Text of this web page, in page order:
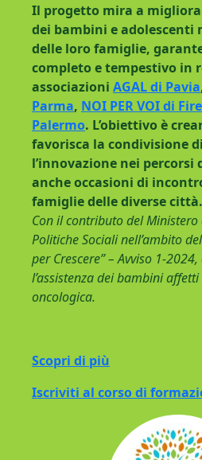
Il progetto mira a
dei bambini e adolescenti
delle loro famiglie,
completo e tempestivo in
associazioni AGAL di Pavia
Parma, NOI PER VOI di
Palermo. L’obiettivo è
favorisca la condivisione
l’innovazione nei percorsi
anche occasioni di
famiglie delle diverse città.
Con il contributo del Ministero
Politiche Sociali nell’ambito
per Crescere” – Avviso 1-
l’assistenza dei bambini
oncologica.
Scopri di più
Iscriviti al corso di